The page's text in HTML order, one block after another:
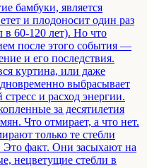
бамбуки, является
и плодоносит один раз
60-120 лет). Но что
после этого события —
и его последствия.
куртина, или даже
выбрасывает
и расход энергии.
за десятилетия
Что отмирает, а что нет.
только те стебли
факт. Они засыхают на
нецветущие стебли в